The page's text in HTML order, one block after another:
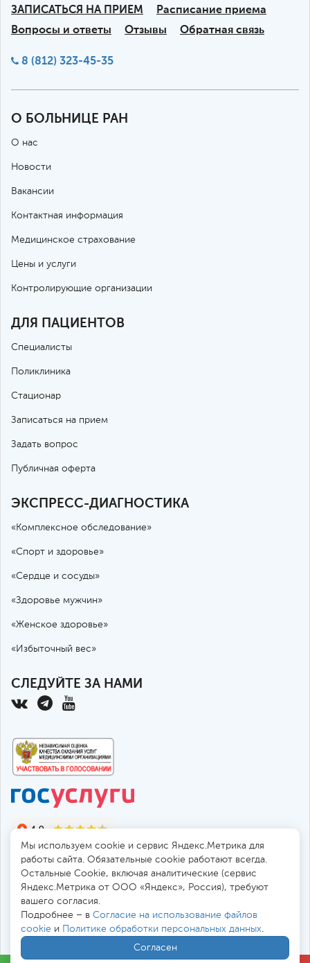
ЗАПИСАТЬСЯ НА ПРИЕМ
Расписание приема
Вопросы и ответы
Отзывы Обратная связь
8 (812) 323-45-35
О БОЛЬНИЦЕ РАН
О нас
Новости
Вакансии
Контактная информация
Медицинское страхование
Цены и услуги
Контролирующие организации
ДЛЯ ПАЦИЕНТОВ
Специалисты
Поликлиника
Стационар
Записаться на прием
Задать вопрос
Публичная оферта
ЭКСПРЕСС-ДИАГНОСТИКА
«Комплексное обследование»
«Спорт и здоровье»
«Сердце и сосуды»
«Здоровье мужчин»
«Женское здоровье»
«Избыточный вес»
СЛЕДУЙТЕ ЗА НАМИ
194017, Россия, Санкт-Петербург, пр. Тореза 72
Безопасная работа черезSSL-соединение
Все ценыв . Мы принимаем к оплате:
Мы используем cookie и сервис Яндекс.Метрика для
работы сайта. Обязательные cookie работают всегда.
Остальные Сookie, включая аналитические (сервис
Яндекс.Метрика от ООО «Яндекс», Россия), требуют
вашего согласия.
Подробнее – в Согласие на использование файлов
cookie и Политике обработки персональных данных.
Согласен